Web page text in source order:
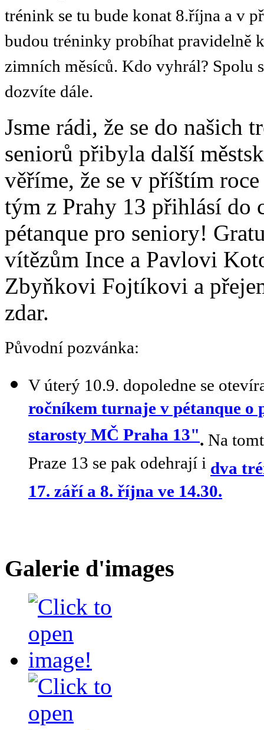
trénink se tu bude konat 8.října a v
budou tréninky probíhat pravidelně
zimních měsíců. Kdo vyhrál? Spolu
dozvíte dále.
Jsme rádi, že se do našich
seniorů přibyla další
věříme, že se v příštím
tým z Prahy 13 přihlásí do
pétanque pro seniory!
vítězům Ince a Pavlovi
Zbyňkovi Fojtíkovi a
zdar.
Původní pozvánka:
V úterý 10.9. dopoledne se
ročníkem turnaje v pétanque o
starosty MČ Praha 13". Na
Praze 13 se pak odehrají i dva
17. září a 8. října ve 14.30.
Galerie d'images